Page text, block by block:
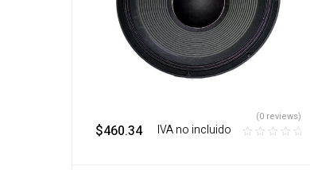
$460.34 ‎ ‎ ‎ IVA no incluido
(0 reviews)